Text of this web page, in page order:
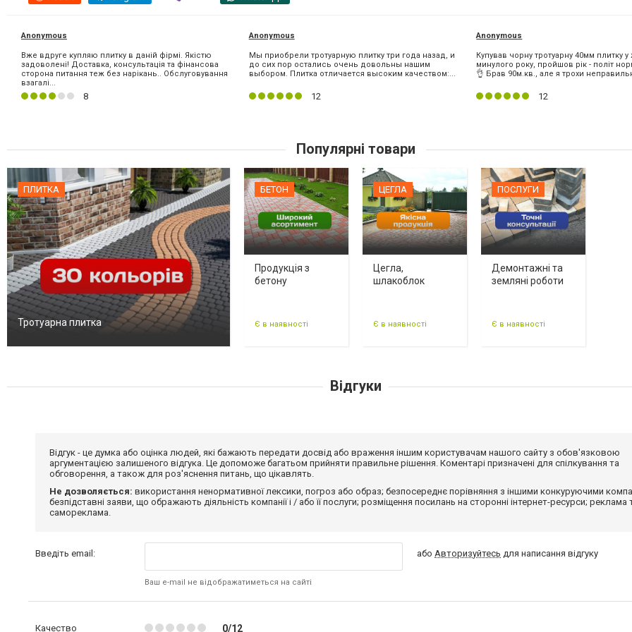
Anonymous
Вже вдруге купляю плитку в даній фірмі. Якістю
задоволені! Доставка, консультація та фінансова
сторона питання теж без нарікань.. Обслуговування
взагалі...
8
Anonymous
Мы приобрели тротуарную плитку три года назад, и
до сих пор остались очень довольны нашим
выбором. Плитка отличается высоким качеством:...
12
Anonymous
Купував чорну тротуарну 40мм плитку у
минулого року, пройшов рік - політ
👌 Брав 90м.кв., але я трохи
12
Популярні товари
ПЛИТКА
Тротуарна плитка
БЕТОН
Продукція з
бетону
Є в наявності
ЦЕГЛА
Цегла,
шлакоблок
Є в наявності
ПОСЛУГИ
Демонтажні та
земляні роботи
Є в наявності
Відгуки
Відгук - це думка або оцінка людей, які бажають передати досвід або враження іншим користувачам нашого сайту з обов'язковою
аргументацією залишеного відгука. Це допоможе багатьом прийняти правильне рішення. Коментарі призначені для спілкування та
обговорення, а також для роз'яснення питань, що цікавлять.
Не дозволяється: використання ненормативної лексики, погроз або образ; безпосереднє порівняння з іншими конкуруючими
безпідставні заяви, що ображають діяльність компанії і / або її послуги; розміщення посилань на сторонні інтернет-ресурси; реклама
самореклама.
Введіть email:
Ваш e-mail не відображатиметься на сайті
абоАвторизуйтесь для написання відгуку
Качество 0/12